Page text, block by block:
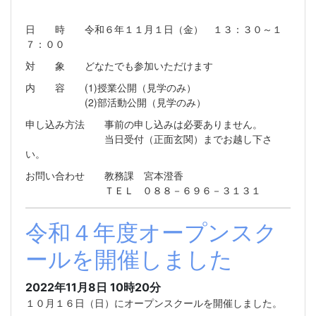
日 時 令和６年１１月１日（金） １３：３０～１
７：００
対 象 どなたでも参加いただけます
内 容 (1)授業公開（見学のみ）
(2)部活動公開（見学のみ）
申し込み方法 事前の申し込みは必要ありません。
当日受付（正面玄関）までお越し下さ
い。
お問い合わせ 教務課 宮本澄香
ＴＥＬ ０８８－６９６－３１３１
令和４年度オープンスク
ールを開催しました
2022年11月8日 10時20分
１０月１６日（日）にオープンスクールを開催しました。